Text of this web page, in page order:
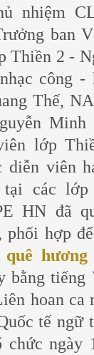
nhiệm
ban
Thiền 2 -
công -
Thế,
Minh
lớp
diễn viên
các lớp
HN đã
phối hợp
hương
bằng tiếng
hoan ca
tế ngữ
ngày